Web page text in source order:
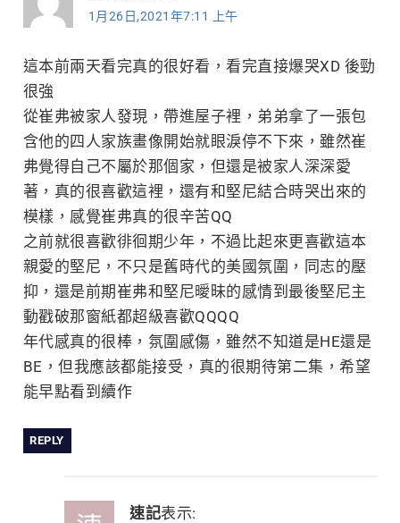
1月26日,2021年7:11 上午
這本前兩天看完真的很好看，看完直接爆哭XD 後勁
很強
從崔弗被家人發現，帶進屋子裡，弟弟拿了一張包
含他的四人家族畫像開始就眼淚停不下來，雖然崔
弗覺得自己不屬於那個家，但還是被家人深深愛
著，真的很喜歡這裡，還有和堅尼結合時哭出來的
模樣，感覺崔弗真的很辛苦QQ
之前就很喜歡徘徊期少年，不過比起來更喜歡這本
親愛的堅尼，不只是舊時代的美國氛圍，同志的壓
抑，還是前期崔弗和堅尼曖昧的感情到最後堅尼主
動戳破那窗紙都超級喜歡QQQQ
年代感真的很棒，氛圍感傷，雖然不知道是HE還是
BE，但我應該都能接受，真的很期待第二集，希望
能早點看到續作
REPLY
速記表示: